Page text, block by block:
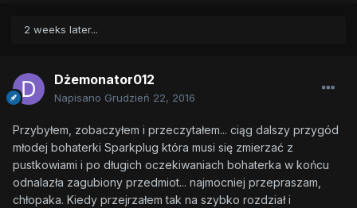
2 weeks later...
Dżemonator012
Napisano Grudzień 22, 2016
Przybyłem, zobaczyłem i przeczytałem... ciąg dalszy przygód
młodej bohaterki Sparkplug która musi się zmierzać z
pustkowiami i po długich oczekiwaniach bohaterka w końcu
odnalazła zagubiony przedmiot... najmocniej przepraszam,
chłopaka. Kiedy przejrzałem tak na szybko rozdział i